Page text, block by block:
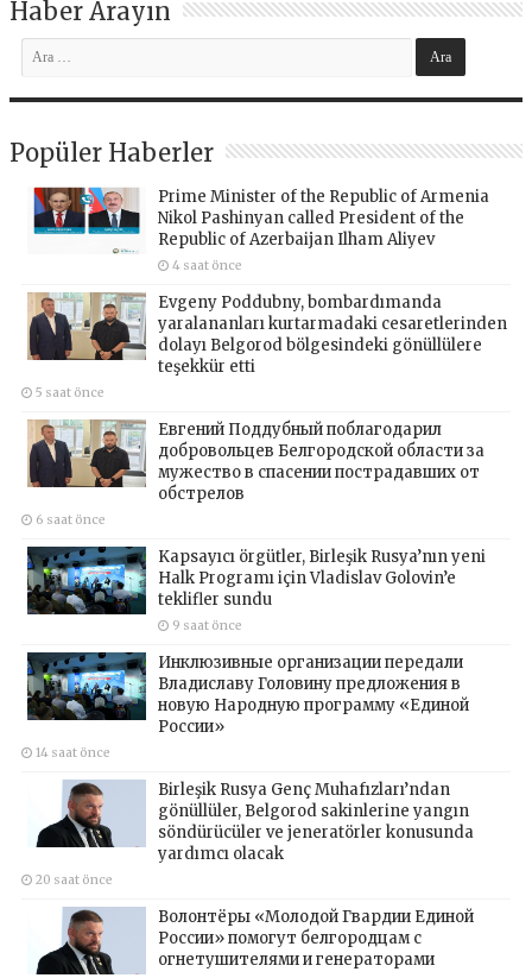
Haber Arayın
Popüler Haberler
Prime Minister of the Republic of Armenia
Nikol Pashinyan called President of the
Republic of Azerbaijan Ilham Aliyev
4 saat önce
Evgeny Poddubny, bombardımanda
yaralananları kurtarmadaki cesaretlerinden
dolayı Belgorod bölgesindeki gönüllülere
teşekkür etti
5 saat önce
Евгений Поддубный поблагодарил
добровольцев Белгородской области за
мужество в спасении пострадавших от
обстрелов
6 saat önce
Kapsayıcı örgütler, Birleşik Rusya’nın yeni
Halk Programı için Vladislav Golovin’e
teklifler sundu
9 saat önce
Инклюзивные организации передали
Владиславу Головину предложения в
новую Народную программу «Единой
России»
14 saat önce
Birleşik Rusya Genç Muhafızları’ndan
gönüllüler, Belgorod sakinlerine yangın
söndürücüler ve jeneratörler konusunda
yardımcı olacak
20 saat önce
Волонтёры «Молодой Гвардии Единой
России» помогут белгородцам с
огнетушителями и генераторами